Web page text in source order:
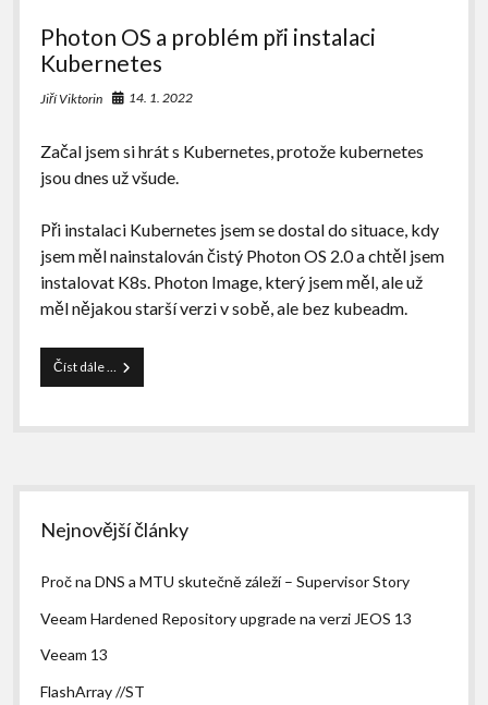
potřebují
data
Photon OS a problém při instalaci
Kubernetes
Jiří Viktorin 14. 1. 2022
Začal jsem si hrát s Kubernetes, protože kubernetes
jsou dnes už všude.
Při instalaci Kubernetes jsem se dostal do situace, kdy
jsem měl nainstalován čistý Photon OS 2.0 a chtěl jsem
instalovat K8s. Photon Image, který jsem měl, ale už
měl nějakou starší verzi v sobě, ale bez kubeadm.
Číst dále … Photon
OS
problém
Sidebar
Nejnovější články
Proč na DNS a MTU skutečně záleží – Supervisor Story
Veeam Hardened Repository upgrade na verzi JEOS 13
Veeam 13
FlashArray //ST